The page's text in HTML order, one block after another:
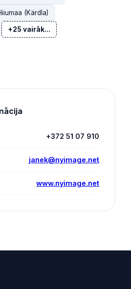
(Kärdla)
+25 vairāk...
+372 51 07 910
janek@nyimage.net
www.nyimage.net